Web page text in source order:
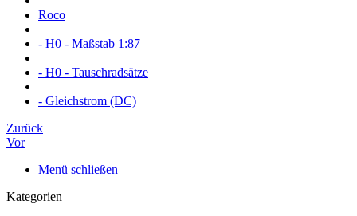
Roco
- H0 - Maßstab 1:87
- H0 - Tauschradsätze
- Gleichstrom (DC)
Zurück
Vor
Menü schließen
Kategorien